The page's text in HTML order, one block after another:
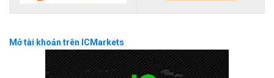
Mở tài khoản trên ICMarkets